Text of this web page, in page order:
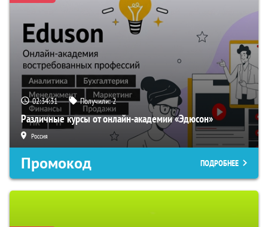
02:34:30 Получили:2
Различные курсы от онлайн-академии «Эдюсон»
Россия
Промокод ПОДРОБНЕЕ